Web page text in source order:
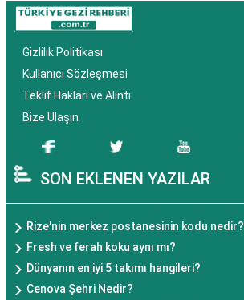
Gizlilik Politikası
Kullanıcı Sözleşmesi
Teklif Hakları ve Alıntı
Bize Ulaşın
SON EKLENEN YAZILAR
Rize'nin merkez postanesinin kodu nedir?
Fresh ve ferah koku aynı mı?
Dünyanın en iyi 5 takımı hangileri?
Cenova Şehri Nedir?